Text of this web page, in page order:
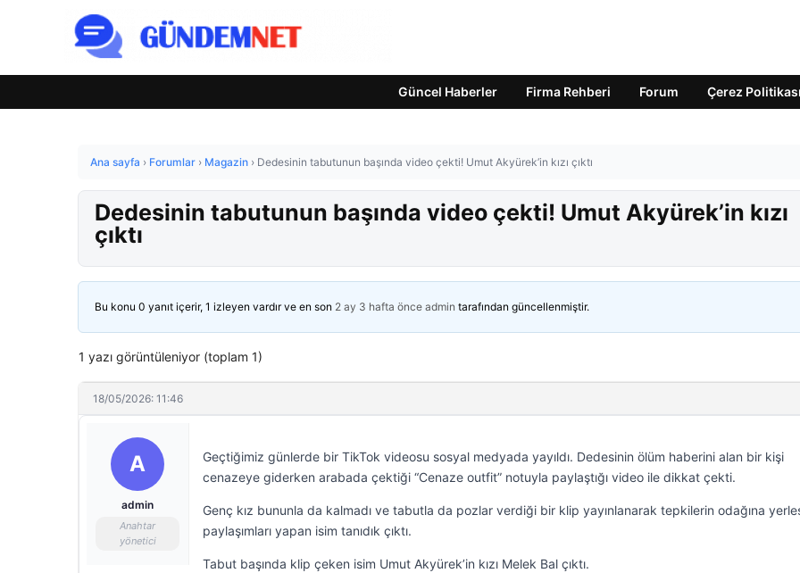
Güncel Haberler Firma Rehberi Forum Çerez Politikası
Ana sayfa › Forumlar › Magazin › Dedesinin tabutunun başında video çekti! Umut Akyürek’in kızı çıktı
Dedesinin tabutunun başında video çekti! Umut Akyürek’in kızı
çıktı
Bu konu 0 yanıt içerir, 1 izleyen vardır ve en son 2 ay 3 hafta önce admin tarafından güncellenmiştir.
1 yazı görüntüleniyor (toplam 1)
18/05/2026: 11:46
A
admin
Anahtar
yönetici
Geçtiğimiz günlerde bir TikTok videosu sosyal medyada yayıldı. Dedesinin ölüm haberini alan bir kişi
cenazeye giderken arabada çektiği “Cenaze outfit” notuyla paylaştığı video ile dikkat çekti.
Genç kız bununla da kalmadı ve tabutla da pozlar verdiği bir klip yayınlanarak tepkilerin odağına
paylaşımları yapan isim tanıdık çıktı.
Tabut başında klip çeken isim Umut Akyürek’in kızı Melek Bal çıktı.